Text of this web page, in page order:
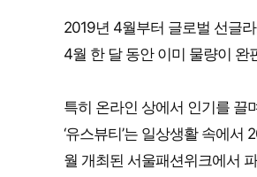
2019년 4월부터 글로벌 선글
4월 한 달 동안 이미 물량이 완
특히 온라인 상에서 인기를 끌
‘유스뷰티’는 일상생활 속에서
월 개최된 서울패션위크에서